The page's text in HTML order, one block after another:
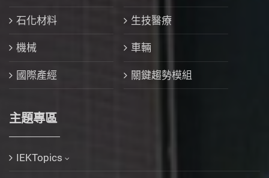
石化材料 生技醫療
機械 車輛
國際產經 關鍵趨勢模組
主題專區
IEKTopics